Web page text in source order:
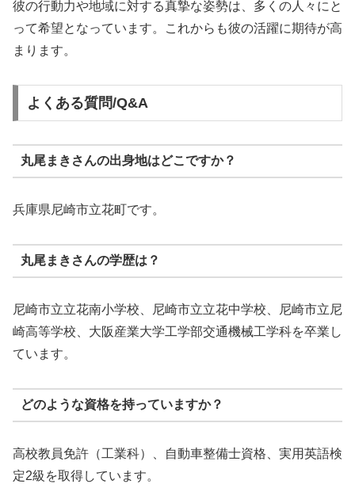
彼の行動力や地域に対する真摯な姿勢は、多くの人々にと
って希望となっています。これからも彼の活躍に期待が高
まります。
よくある質問/Q&A
丸尾まきさんの出身地はどこですか？
兵庫県尼崎市立花町です。
丸尾まきさんの学歴は？
尼崎市立立花南小学校、尼崎市立立花中学校、尼崎市立尼
崎高等学校、大阪産業大学工学部交通機械工学科を卒業し
ています。
どのような資格を持っていますか？
高校教員免許（工業科）、自動車整備士資格、実用英語検
定2級を取得しています。